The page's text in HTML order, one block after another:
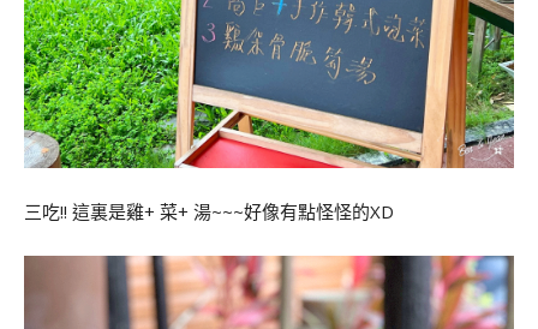
三吃!! 這裏是雞+ 菜+ 湯~~~好像有點怪怪的XD